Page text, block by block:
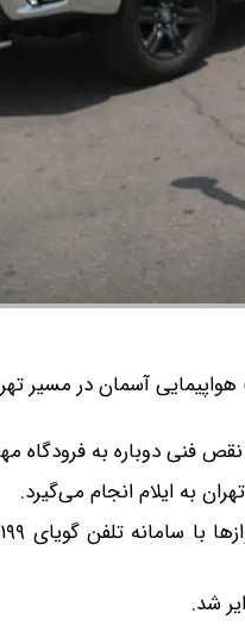
هواپیمایی آسمان در مسیر
فنی دوباره به فرودگاه
به ایلام انجام می‌گیرد.
شد.